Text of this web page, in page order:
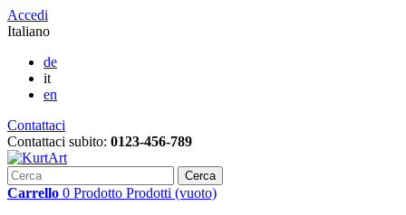
Accedi
Italiano
de
it
en
Contattaci
Contattaci subito: 0123-456-789
Cerca
Carrello 0 Prodotto Prodotti (vuoto)